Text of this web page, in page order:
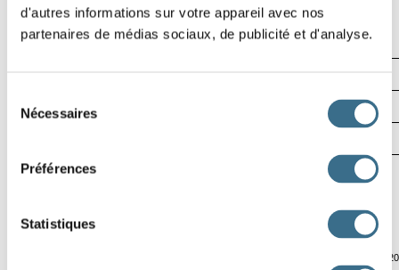
d'autres informations sur votre appareil avec nos
partenaires de médias sociaux, de publicité et d'analyse.
Nécessaires
Préférences
Statistiques
9
Software ©